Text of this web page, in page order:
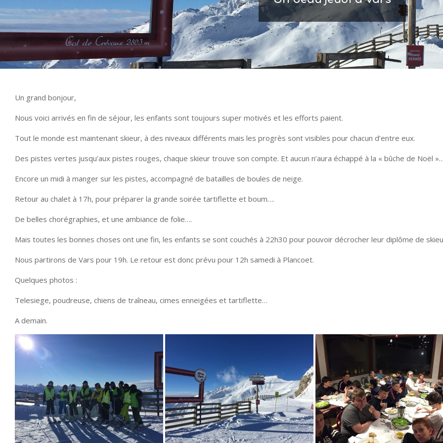
Un grand bonjour,
Nous voici arrivés en fin de séjour, les enfants sont toujours super motivés et les efforts paient.
Tout le monde est maintenant skieur, à des niveaux différents mais les progrès sont visibles pour chacun d’entre eux.
Des pistes vertes jusqu’aux pistes rouges, chaque skieur trouve son compte. Et aucun n’aura échappé à la « bûche de Noël
Encore un midi à manger sur les pistes, accompagné de batailles de boules de neige.
Retour au chalet à 17h, pour préparer la grande soirée tartiflette et boum….
De belles chorégraphies, et une ambiance de folie….
Mais toutes les bonnes choses ont une fin, les enfants se sont couchés à 22h30 pour pouvoir décrocher leur diplôme de
Nous partirons de Vars pour 19h. Le retour est donc prévu pour 12h samedi à Plancoet.
Quelques photos :
Telesiege, poudreuse, chiens de traîneau, cimes enneigées et tartiflette…
A demain.